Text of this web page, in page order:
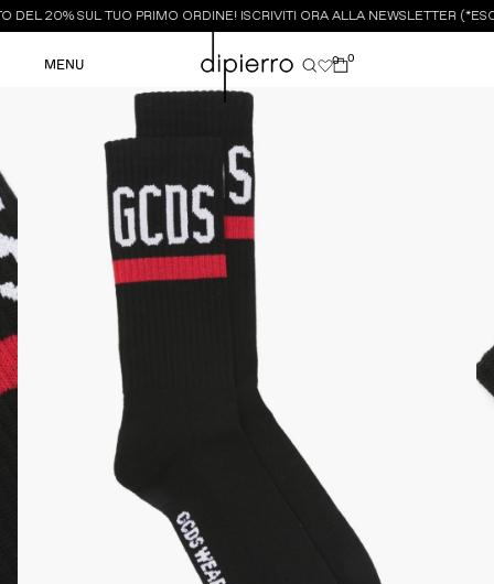
DEL 20% SUL TUO PRIMO ORDINE! ISCRIVITI ORA ALLA NEWSLETTER
MENU 0 0